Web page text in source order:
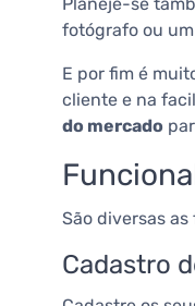
fotógrafo ou
E por fim é
cliente e na
do mercado
São diversas
Cadastro